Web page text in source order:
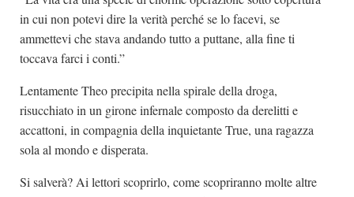
in cui non potevi dire la verità perché se lo facevi, se
ammettevi che stava andando tutto a puttane, alla fine ti
toccava farci i conti.”
Lentamente Theo precipita nella spirale della droga,
risucchiato in un girone infernale composto da derelitti e
accattoni, in compagnia della inquietante True, una ragazza
sola al mondo e disperata.
Si salverà? Ai lettori scoprirlo, come scopriranno molte altre